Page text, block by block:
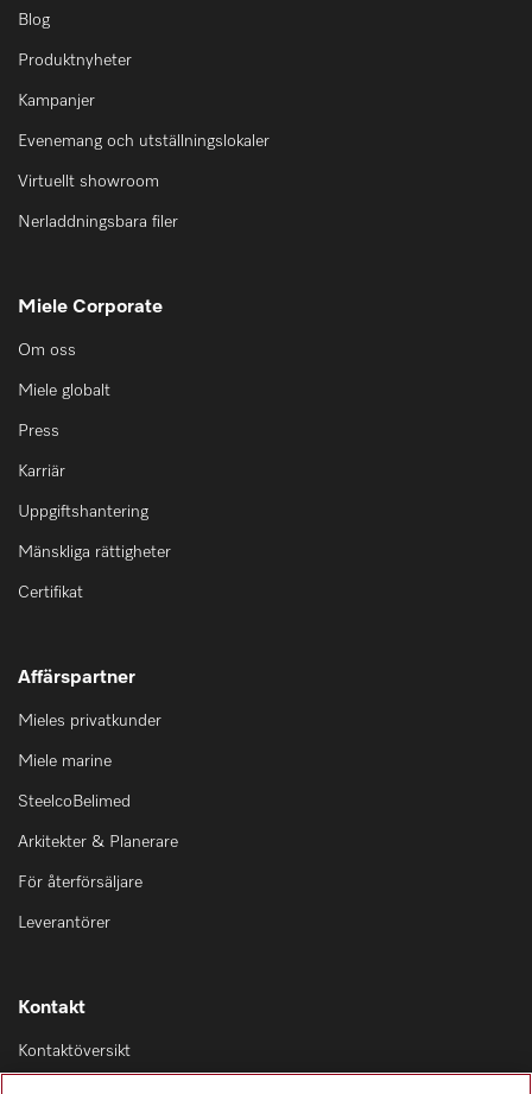
Blog
Produktnyheter
Kampanjer
Evenemang och utställningslokaler
Virtuellt showroom
Nerladdningsbara filer
Miele Corporate
Om oss
Miele globalt
Press
Karriär
Uppgiftshantering
Mänskliga rättigheter
Certifikat
Affärspartner
Mieles privatkunder
Miele marine
SteelcoBelimed
Arkitekter & Planerare
För återförsäljare
Leverantörer
Kontakt
Kontaktöversikt